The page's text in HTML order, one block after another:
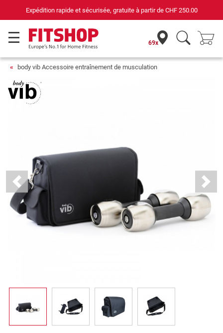
Expédition rapide et sécurisée, gratuite à partir de CHF 250.00
69x
body vib Accessoire entraînement de musculation
Previous Next